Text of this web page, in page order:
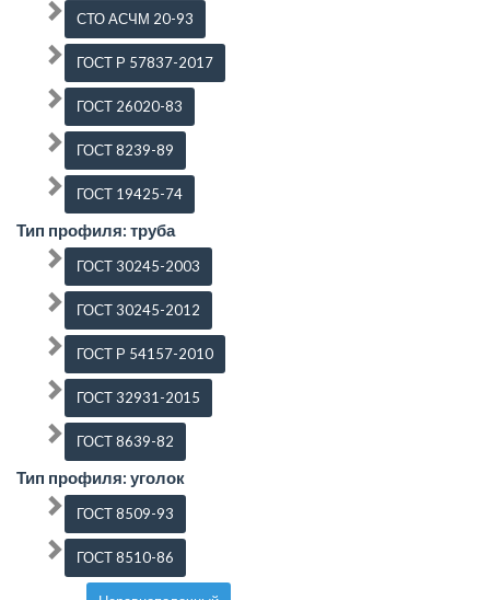
СТО АСЧМ 20-93
ГОСТ Р 57837-2017
ГОСТ 26020-83
ГОСТ 8239-89
ГОСТ 19425-74
Тип профиля: труба
ГОСТ 30245-2003
ГОСТ 30245-2012
ГОСТ Р 54157-2010
ГОСТ 32931-2015
ГОСТ 8639-82
Тип профиля: уголок
ГОСТ 8509-93
ГОСТ 8510-86